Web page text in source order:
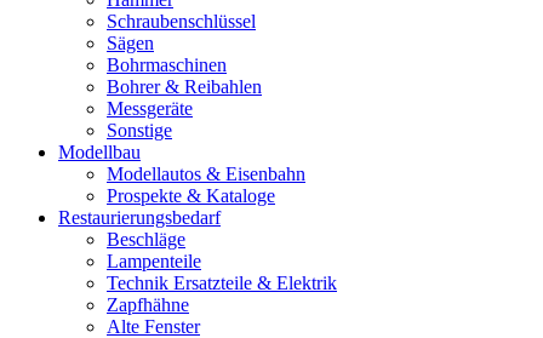
Schraubenschlüssel
Sägen
Bohrmaschinen
Bohrer & Reibahlen
Messgeräte
Sonstige
Modellbau
Modellautos & Eisenbahn
Prospekte & Kataloge
Restaurierungsbedarf
Beschläge
Lampenteile
Technik Ersatzteile & Elektrik
Zapfhähne
Alte Fenster